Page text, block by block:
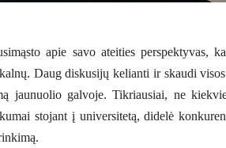
apie savo ateities perspektyvas,
Daug diskusijų kelianti ir skaudi
jaunuolio galvoje. Tikriausiai, ne
stojant į universitetą, didelė